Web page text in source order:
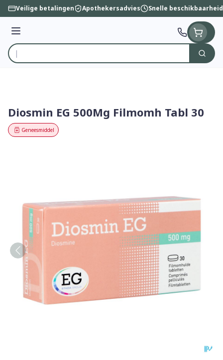
Ga naar de inhoud
Veilige betalingen Apothekersadvies Snelle beschikbaarheid
Menu
Product, merk, categorie...
Zoek
Diosmin EG 500Mg Filmomh Tabl 30
Geneesmiddel